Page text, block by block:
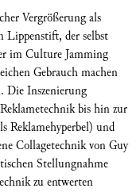
Vergrößerung als
Lippenstift, der selbst
im Culture Jamming
Gebrauch machen
Die Inszenierung
bis hin zur
Reklamehyperbel) und
Collagetechnik von Guy
Stellungnahme
zu entwerten